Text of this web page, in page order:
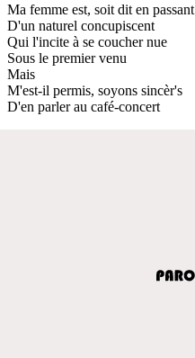
Ma femme est, soit dit en passant
D'un naturel concupiscent
Qui l'incite à se coucher nue
Sous le premier venu
Mais
M'est-il permis, soyons sincèr's
D'en parler au café-concert